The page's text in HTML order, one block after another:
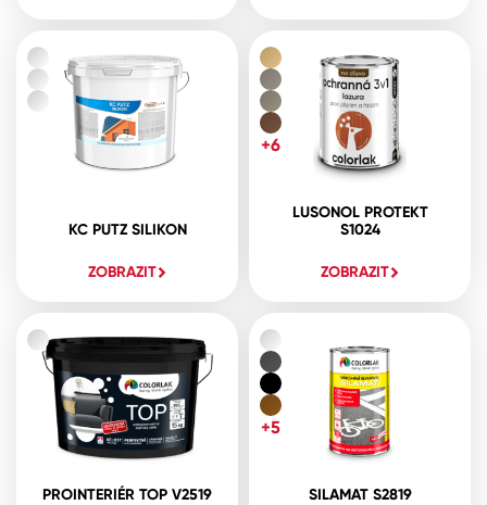
KC PUTZ SILIKON
ZOBRAZIT
LUSONOL PROTEKT
S1024
ZOBRAZIT
+6
PROINTERIÉR TOP V2519 SILAMAT S2819
+5